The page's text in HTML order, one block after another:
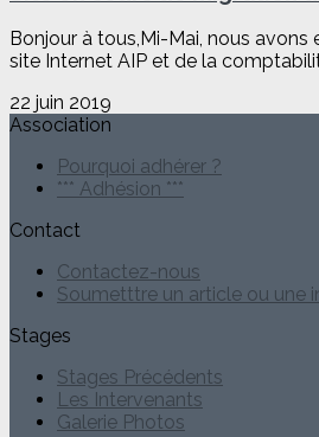
Bonjour à tous,Mi-Mai, nous
site Internet AIP et de la
22 juin 2019
Association
Pourquoi adhérer ?
*** Adhésion ***
Contact
Contactez-nous
Soumetttre un article ou une
Stages
Stages Précédents
Les Intervenants
Galerie Photos